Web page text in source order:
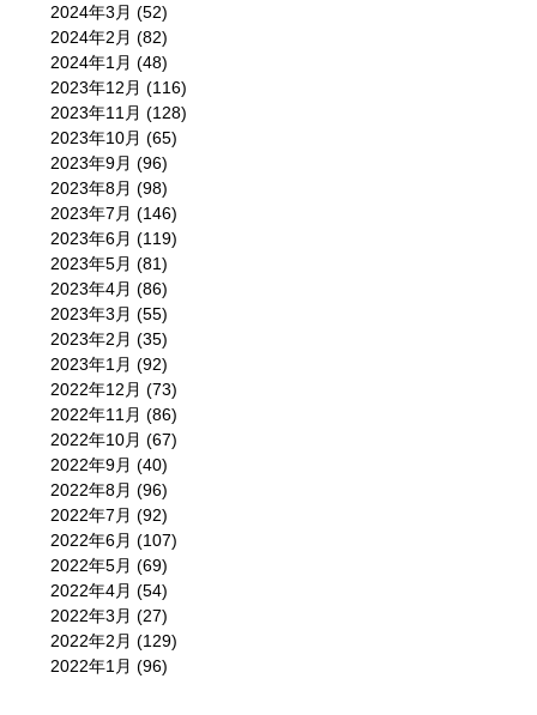
2024年3月 (52)
2024年2月 (82)
2024年1月 (48)
2023年12月 (116)
2023年11月 (128)
2023年10月 (65)
2023年9月 (96)
2023年8月 (98)
2023年7月 (146)
2023年6月 (119)
2023年5月 (81)
2023年4月 (86)
2023年3月 (55)
2023年2月 (35)
2023年1月 (92)
2022年12月 (73)
2022年11月 (86)
2022年10月 (67)
2022年9月 (40)
2022年8月 (96)
2022年7月 (92)
2022年6月 (107)
2022年5月 (69)
2022年4月 (54)
2022年3月 (27)
2022年2月 (129)
2022年1月 (96)